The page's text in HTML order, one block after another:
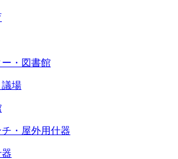
ー・図書館
議場
・屋外用什器